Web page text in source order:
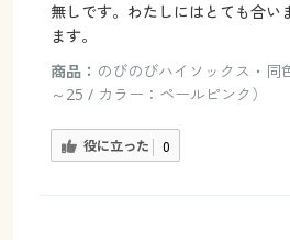
無しです。わたしにはとても合い
ます。
商品： のびのびハイソックス・同
～25 / カラー：ペールピンク）
役に立った 0